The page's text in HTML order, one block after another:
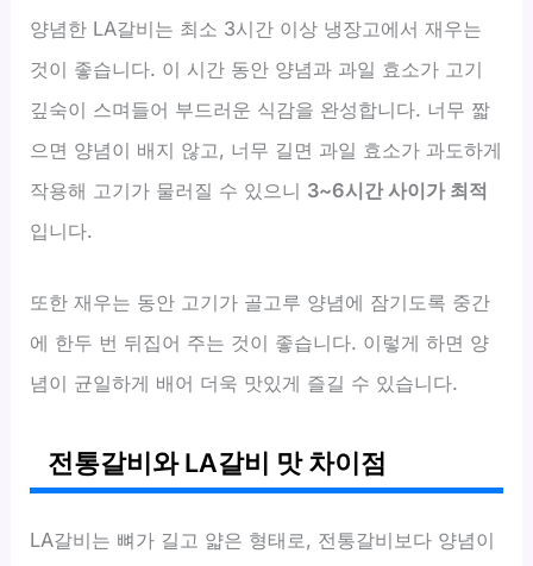
양념한 LA갈비는 최소 3시간 이상 냉장고에서 재우는
것이 좋습니다. 이 시간 동안 양념과 과일 효소가 고기
깊숙이 스며들어 부드러운 식감을 완성합니다. 너무 짧
으면 양념이 배지 않고, 너무 길면 과일 효소가 과도하게
작용해 고기가 물러질 수 있으니 3~6시간 사이가 최적
입니다.
또한 재우는 동안 고기가 골고루 양념에 잠기도록 중간
에 한두 번 뒤집어 주는 것이 좋습니다. 이렇게 하면 양
념이 균일하게 배어 더욱 맛있게 즐길 수 있습니다.
전통갈비와 LA갈비 맛 차이점
LA갈비는 뼈가 길고 얇은 형태로, 전통갈비보다 양념이